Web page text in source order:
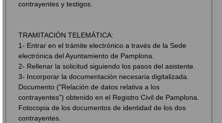
contrayentes y testigos.
TRAMITACIÓN TELEMÁTICA:
1- Entrar en el trámite electrónico a través de la Sede
electrónica del Ayuntamiento de Pamplona.
2- Rellenar la solicitud siguiendo los pasos del asistente.
3- Incorporar la documentación necesaria digitalizada.
Documento ("Relación de datos relativa a los
contrayentes") obtenido en el Registro Civil de Pamplona.
Fotocopia de los documentos de identidad de los dos
contrayentes.